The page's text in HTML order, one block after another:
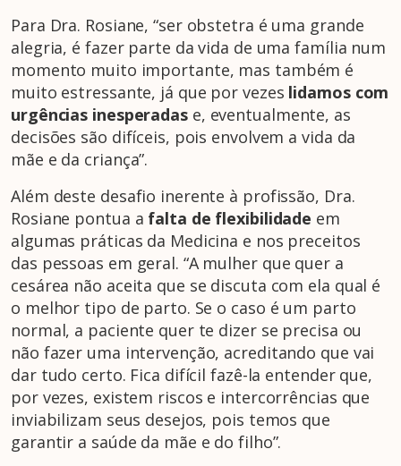
Para Dra. Rosiane, “ser obstetra é uma grande
alegria, é fazer parte da vida de uma família num
momento muito importante, mas também é
muito estressante, já que por vezes lidamos com
urgências inesperadase, eventualmente, as
decisões são difíceis, pois envolvem a vida da
mãe e da criança”.
Além deste desafio inerente à profissão, Dra.
Rosiane pontua a falta de flexibilidade em
algumas práticas da Medicina e nos preceitos
das pessoas em geral. “A mulher que quer a
cesárea não aceita que se discuta com ela qual é
o melhor tipo de parto. Se o caso é um parto
normal, a paciente quer te dizer se precisa ou
não fazer uma intervenção, acreditando que vai
dar tudo certo. Fica difícil fazê-la entender que,
por vezes, existem riscos e intercorrências que
inviabilizam seus desejos, pois temos que
garantir a saúde da mãe e do filho”.